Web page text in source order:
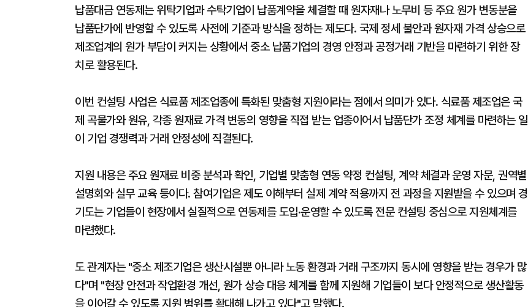
납품대금 연동제는 위탁기업과 수탁기업이 납품계약을 체결할 때 원자재나 노무비 등 주요 원가 변동분을
납품단가에 반영할 수 있도록 사전에 기준과 방식을 정하는 제도다. 국제 정세 불안과 원자재 가격 상승으로
제조업계의 원가 부담이 커지는 상황에서 중소 납품기업의 경영 안정과 공정거래 기반을 마련하기 위한 장
치로 활용된다.
이번 컨설팅 사업은 식료품 제조업종에 특화된 맞춤형 지원이라는 점에서 의미가 있다. 식료품 제조업은 국
제 곡물가와 원유, 각종 원재료 가격 변동의 영향을 직접 받는 업종이어서 납품단가 조정 체계를 마련하는 일
이 기업 경쟁력과 거래 안정성에 직결된다.
지원 내용은 주요 원재료 비중 분석과 확인, 기업별 맞춤형 연동 약정 컨설팅, 계약 체결과 운영 자문, 권역별
설명회와 실무 교육 등이다. 참여기업은 제도 이해부터 실제 계약 적용까지 전 과정을 지원받을 수 있으며 경
기도는 기업들이 현장에서 실질적으로 연동제를 도입·운영할 수 있도록 전문 컨설팅 중심으로 지원체계를
마련했다.
도 관계자는 "중소 제조기업은 생산시설뿐 아니라 노동 환경과 거래 구조까지 동시에 영향을 받는 경우가 많
다"며 "현장 안전과 작업환경 개선, 원가 상승 대응 체계를 함께 지원해 기업들이 보다 안정적으로 생산활동
을 이어갈 수 있도록 지원 범위를 확대해 나가고 있다"고 말했다.